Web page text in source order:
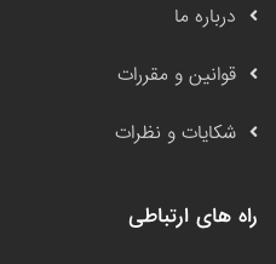
درباره ما
قوانین و مقررات
شکایات و نظرات
راه های ارتباطی